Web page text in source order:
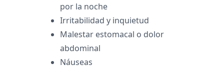
por la noche
Irritabilidad y inquietud
Malestar estomacal o dolor
abdominal
Náuseas